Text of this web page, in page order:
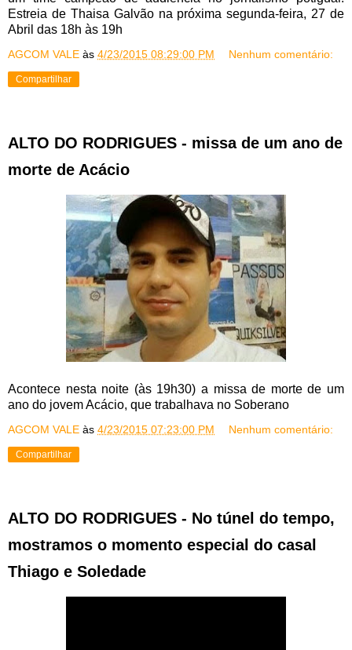
Estreia de Thaisa Galvão na próxima segunda-feira, 27 de
Abril das 18h às 19h
AGCOM VALE às 4/23/2015 08:29:00 PM Nenhum comentário:
Compartilhar
ALTO DO RODRIGUES - missa de um ano de
morte de Acácio
Acontece nesta noite (às 19h30) a missa de morte de um
ano do jovem Acácio, que trabalhava no Soberano
AGCOM VALE às 4/23/2015 07:23:00 PM Nenhum comentário:
Compartilhar
ALTO DO RODRIGUES - No túnel do tempo,
mostramos o momento especial do casal
Thiago e Soledade